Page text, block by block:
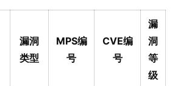
漏洞
类型
MPS编
号
CVE编
号
漏
洞
等
级